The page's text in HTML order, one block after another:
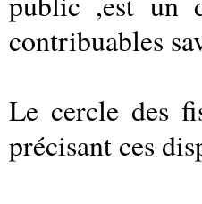
contribuables
Le cercle des
précisant ces